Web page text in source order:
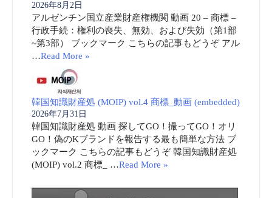
2026年8月2日
アルゼンチン国立産業財産権機関 動画 20 – 商標 –
行政手続：権利の喪失、無効、および失効（第1部
~第3部） ブックマーク こちらの記事もどうぞ アル
…Read More »
韓国知識財産処 (MOIP) vol.4 商標_動画 (embedded)
2026年7月31日
韓国知識財産処 動画 探してGO！撮ってGO！オリ
GO！偽のKブランドを報告する最も簡単な方法 ブ
ックマーク こちらの記事もどうぞ 韓国知識財産処
(MOIP) vol.2 商標_ …Read More »